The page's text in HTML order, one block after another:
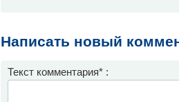
Написать новый
Текст комментария* :